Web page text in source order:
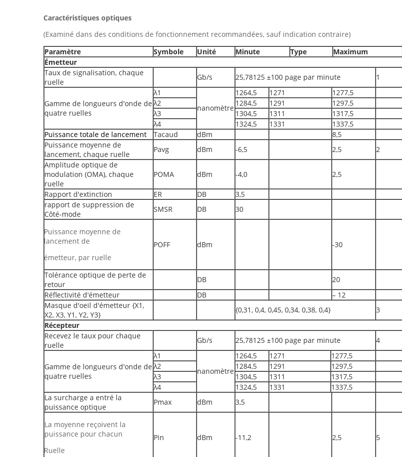
Caractéristiques optiques
(Examiné dans des conditions de fonctionnement recommandées, sauf indication contraire)
Paramètre
Symbole Unité Minute Type Maximum
Émetteur
Taux de signalisation, chaque
ruelle
Gb/s 25,78125 ±100 page par minute 1
Gamme de longueurs d'onde de
quatre ruelles
λ1
nanomètre
1264,5 1271
1277,5
λ2
1284,5 1291
1297,5
λ3
1304,5 1311
1317,5
λ4
1324,5 1331
1337,5
Puissance totale de lancement
Tacaud dBm
8,5
Puissance moyenne de
lancement, chaque ruelle
Pavg dBm -6,5 2,5
2
Amplitude optique de
modulation (OMA), chaque
ruelle
POMA dBm -4,0 2,5
Rapport d'extinction ER DB
3,5
rapport de suppression de
Côté-mode
SMSR DB 30
Puissance moyenne de
lancement de
émetteur, par ruelle
POFF dBm -30
Tolérance optique de perte de
retour
DB
20
Réflectivité d'émetteur
DB
– 12
Masque d'oeil d'émetteur {X1,
X2, X3, Y1, Y2, Y3}
{0,31, 0,4, 0,45, 0,34, 0,38, 0,4}
3
Récepteur
Recevez le taux pour chaque
ruelle
Gb/s 25,78125 ±100 page par minute 4
Gamme de longueurs d'onde de
quatre ruelles
λ1
nanomètre
1264,5 1271
1277,5
λ2
1284,5 1291
1297,5
λ3
1304,5 1311
1317,5
λ4
1324,5 1331
1337,5
La surcharge a entré la
puissance optique
Pmax dBm 3,5
La moyenne reçoivent la
puissance pour chacun
Ruelle
Pin dBm -11,2 2,5 5